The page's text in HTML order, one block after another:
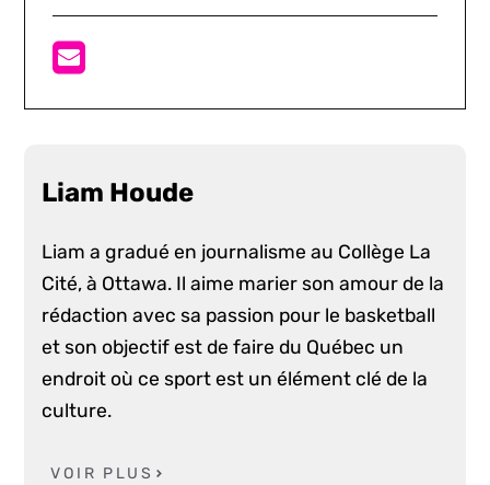
Liam Houde
Liam a gradué en journalisme au Collège La
Cité, à Ottawa. Il aime marier son amour de la
rédaction avec sa passion pour le basketball
et son objectif est de faire du Québec un
endroit où ce sport est un élément clé de la
culture.
VOIR PLUS